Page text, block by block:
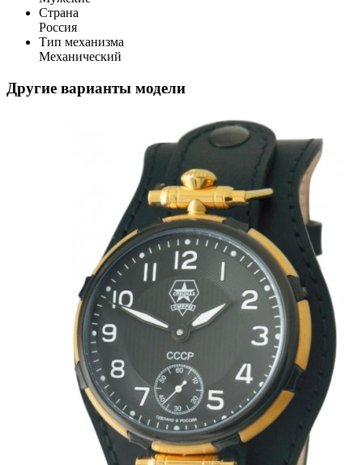
Страна
Россия
Тип механизма
Механический
Другие варианты модели